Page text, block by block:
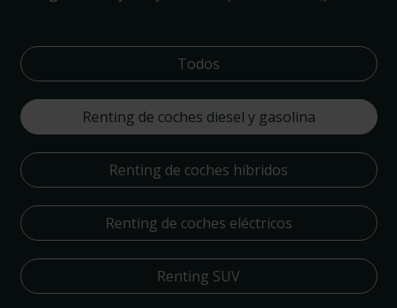
Todos
Renting de coches diesel y gasolina
Renting de coches híbridos
Renting de coches eléctricos
Renting SUV